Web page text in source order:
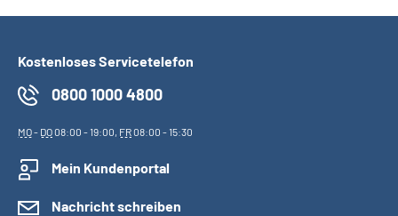
Kostenloses Servicetelefon
0800 1000 4800
MO- DO08:00 - 19:00, FR08:00 - 15:30
Mein Kundenportal
Nachricht schreiben